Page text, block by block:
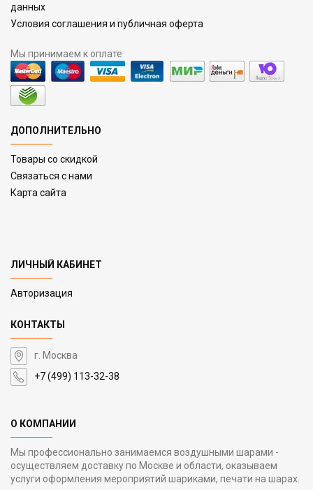
данных
Условия соглашения и публичная оферта
Мы принимаем к оплате
ДОПОЛНИТЕЛЬНО
Товары со скидкой
Связаться с нами
Карта сайта
ЛИЧНЫЙ КАБИНЕТ
Авторизация
КОНТАКТЫ
г. Москва
+7 (499) 113-32-38
О КОМПАНИИ
Мы профессионально занимаемся воздушными шарами -
осуществляем доставку по Москве и области, оказываем
услуги оформления мероприятий шариками, печати на шарах.